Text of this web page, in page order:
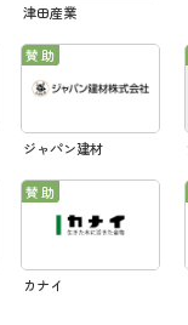
津田産業
ジャパン建材
カナイ